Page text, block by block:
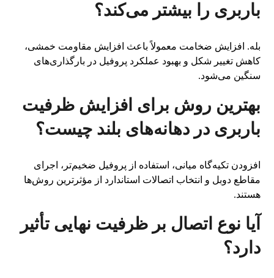
باربری را بیشتر می‌کند؟
بله. افزایش ضخامت معمولاً باعث افزایش مقاومت خمشی،
کاهش تغییر شکل و بهبود عملکرد پروفیل در بارگذاری‌های
سنگین می‌شود.
بهترین روش برای افزایش ظرفیت
باربری در دهانه‌های بلند چیست؟
افزودن تکیه‌گاه میانی، استفاده از پروفیل ضخیم‌تر، اجرای
مقاطع دوبل و انتخاب اتصالات استاندارد از مؤثرترین روش‌ها
هستند.
آیا نوع اتصال بر ظرفیت نهایی تأثیر
دارد؟